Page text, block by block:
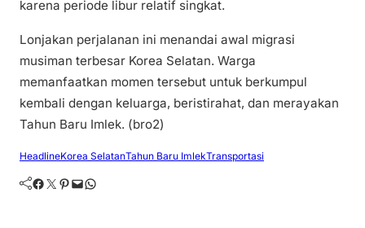
karena periode libur relatif singkat.
Lonjakan perjalanan ini menandai awal migrasi
musiman terbesar Korea Selatan. Warga
memanfaatkan momen tersebut untuk berkumpul
kembali dengan keluarga, beristirahat, dan merayakan
Tahun Baru Imlek. (bro2)
HeadlineKorea SelatanTahun Baru ImlekTransportasi
Facebook Twitter Pinterest Mail WhatsApp